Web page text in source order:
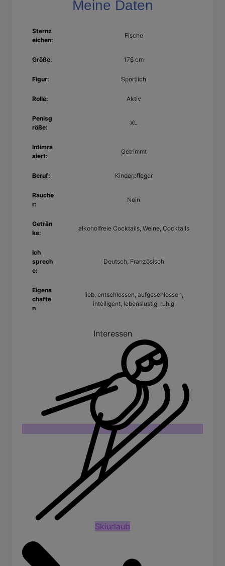
Meine Daten
Sternz
eichen:
Fische
Größe: 176 cm
Figur: Sportlich
Rolle: Aktiv
Penisg
röße:
XL
Intimra
siert:
Getrimmt
Beruf: Kinderpfleger
Rauche
r:
Nein
Geträn
ke:
alkoholfreie Cocktails, Weine, Cocktails
Ich
sprech
e:
Deutsch, Französisch
Eigens
chafte
n
lieb, entschlossen, aufgeschlossen,
intelligent, lebenslustig, ruhig
Interessen
Skiurlaub